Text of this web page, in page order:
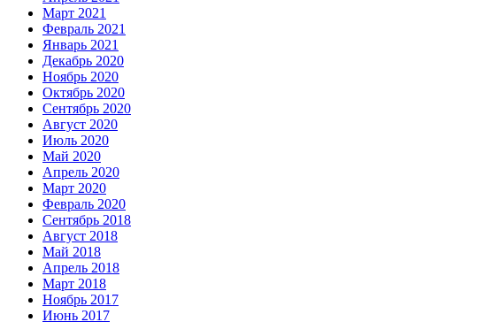
Март 2021
Февраль 2021
Январь 2021
Декабрь 2020
Ноябрь 2020
Октябрь 2020
Сентябрь 2020
Август 2020
Июль 2020
Май 2020
Апрель 2020
Март 2020
Февраль 2020
Сентябрь 2018
Август 2018
Май 2018
Апрель 2018
Март 2018
Ноябрь 2017
Июнь 2017